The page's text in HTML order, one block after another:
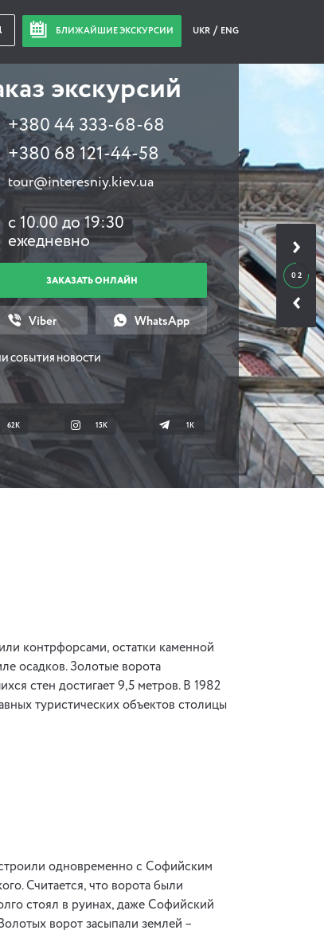
БЛИЖАЙШИЕ ЭКСКУРСИИ UKR ENG
0 2
экскурсий
+380 44 333-68-68
+380 68 121-44-58
tour@interesniy.kiev.ua
с 10.00 до 19:30
ежедневно
ЗАКАЗАТЬ ОНЛАЙН
Viber WhatsApp
СОБЫТИЯ НОВОСТИ
62K 15K 1К
контрфорсами, остатки каменной
осадков. Золотые ворота
стен достигает 9,5 метров. В 1982
туристических объектов столицы
одновременно с Софийским
Считается, что ворота были
стоял в руинах, даже Софийский
ворот засыпали землей –